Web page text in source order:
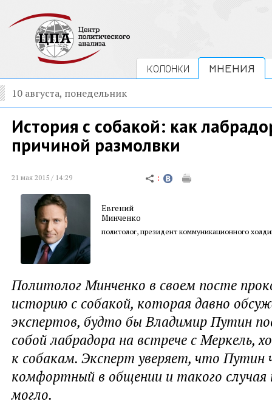
КОЛОНКИ МНЕНИЯ
10 августа, понедельник
История с собакой: как
причиной размолвки
21 мая 2015 / 14:29
Евгений
Минченко
политолог, президент коммуникационного
Политолог Минченко в своем посте
историю с собакой, которая давно
экспертов, будто бы Владимир Путин
собой лабрадора на встрече с Меркель,
к собакам. Эксперт уверяет, что Путин
комфортный в общении и такого случая
могло.